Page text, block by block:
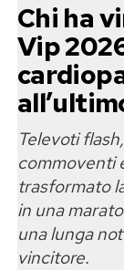
Chi ha
Vip
Televoti
commoventi
trasformato
in una
una lunga
vincitore.